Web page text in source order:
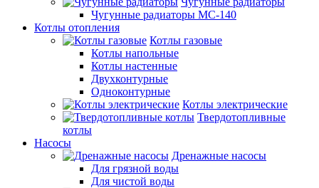
Чугунные радиаторы МС-140
Котлы отопления
Котлы газовые
Котлы напольные
Котлы настенные
Двухконтурные
Одноконтурные
Котлы электрические
Твердотопливные
котлы
Насосы
Дренажные насосы
Для грязной воды
Для чистой воды